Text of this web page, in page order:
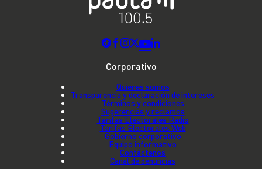
Corporativo
Quienes somos
Transparencia y declaración de intereses
Términos y condiciones
Sugerencias y reclamos
Tarifas Electorales Radio
Tarifas Electorales Web
Gobierno corporativo
Equipo informativo
Contáctenos
Canal de denuncias